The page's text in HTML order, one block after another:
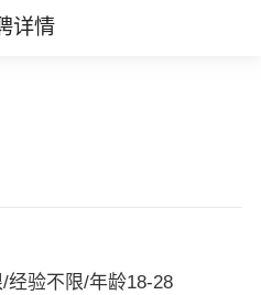
详情
经验不限/年龄18-28